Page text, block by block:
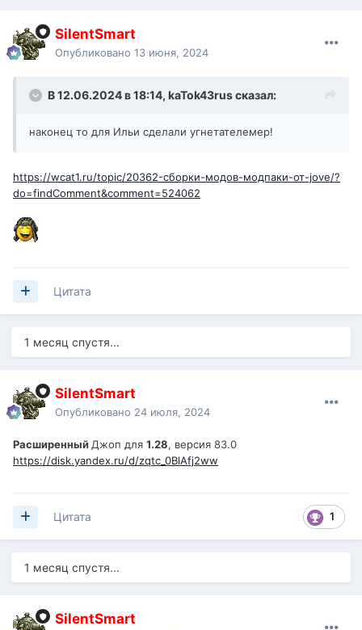
SilentSmart
Опубликовано 13 июня, 2024
В 12.06.2024 в 18:14, kaTok43rusсказал:
наконец то для Ильи сделали угнетателемер!
https://wcat1.ru/topic/20362-сборки-модов-модпаки-от-jove/?
do=findComment&comment=524062
Цитата
1 месяц спустя...
SilentSmart
Опубликовано 24 июля, 2024
РасширенныйДжоп для 1.28, версия 83.0
https://disk.yandex.ru/d/zqtc_0BlAfj2ww
1
Цитата
1 месяц спустя...
SilentSmart